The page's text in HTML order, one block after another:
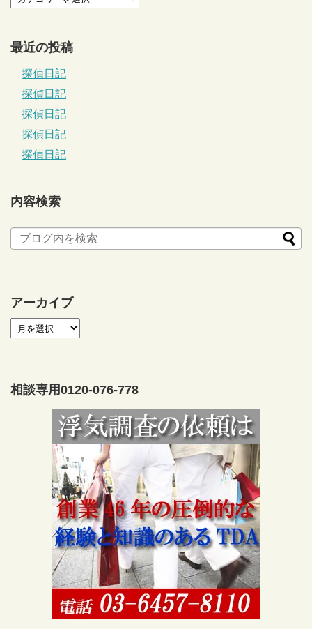
最近の投稿
探偵日記
探偵日記
探偵日記
探偵日記
探偵日記
内容検索
アーカイブ
相談専用0120-076-778